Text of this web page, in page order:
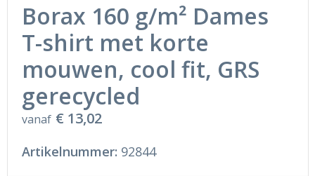
Borax 160 g/m² Dames
T-shirt met korte
mouwen, cool fit, GRS
gerecycled
vanaf € 13,02
Artikelnummer: 92844